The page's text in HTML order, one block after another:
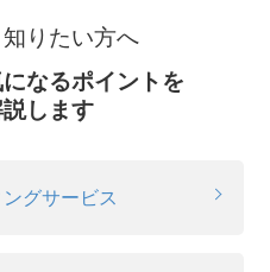
りたい方へ
なるポイントを
します
グサービス